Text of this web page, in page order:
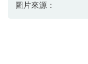
圖片來源：